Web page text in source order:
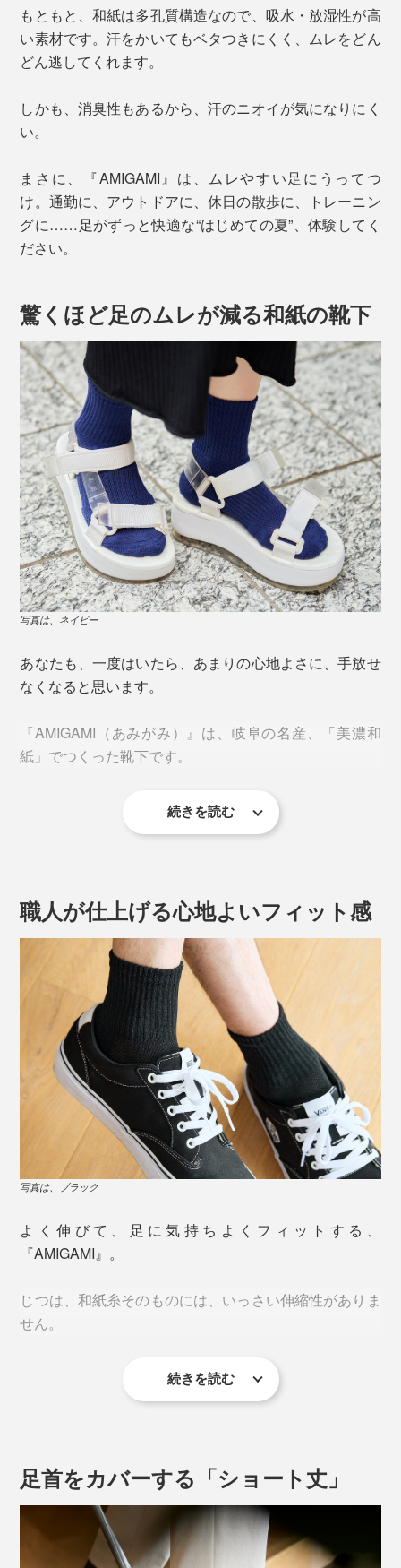
もともと、和紙は多孔質構造なので、吸水・放湿性が高
い素材です。汗をかいてもベタつきにくく、ムレをどん
どん逃してくれます。
しかも、消臭性もあるから、汗のニオイが気になりにく
い。
まさに、『AMIGAMI』は、ムレやすい足にうってつ
け。通勤に、アウトドアに、休日の散歩に、トレーニン
グに……足がずっと快適な“はじめての夏”、体験してく
ださい。
驚くほど足のムレが減る和紙の靴下
写真は、ネイビー
あなたも、一度はいたら、あまりの心地よさに、手放せ
なくなると思います。
『AMIGAMI（あみがみ）』は、岐阜の名産、「美濃和
紙」でつくった靴下です。
写真は、左からブラック、ホワイト、ネイビー
「美濃和紙」といえば、日本に現存する“最古の紙”であ
る、奈良・正倉院の戸籍用紙（702年）にも使われてい
ることで有名です。
1000年以上も存在しつづけられるほど、丈夫な「美濃
和紙」ですが、『AMIGAMI』は、洗っても破れない、
専用にすいた「美濃和紙」を、1.5mm幅の「スリット
（切れ端）」に裂いて、細く、細く、こより状に撚るこ
続きを読む
職人が仕上げる心地よいフィット感
写真は、ブラック
よく伸びて、足に気持ちよくフィットする、
『AMIGAMI』。
じつは、和紙糸そのものには、いっさい伸縮性がありま
せん。
続きを読む
足首をカバーする「ショート丈」